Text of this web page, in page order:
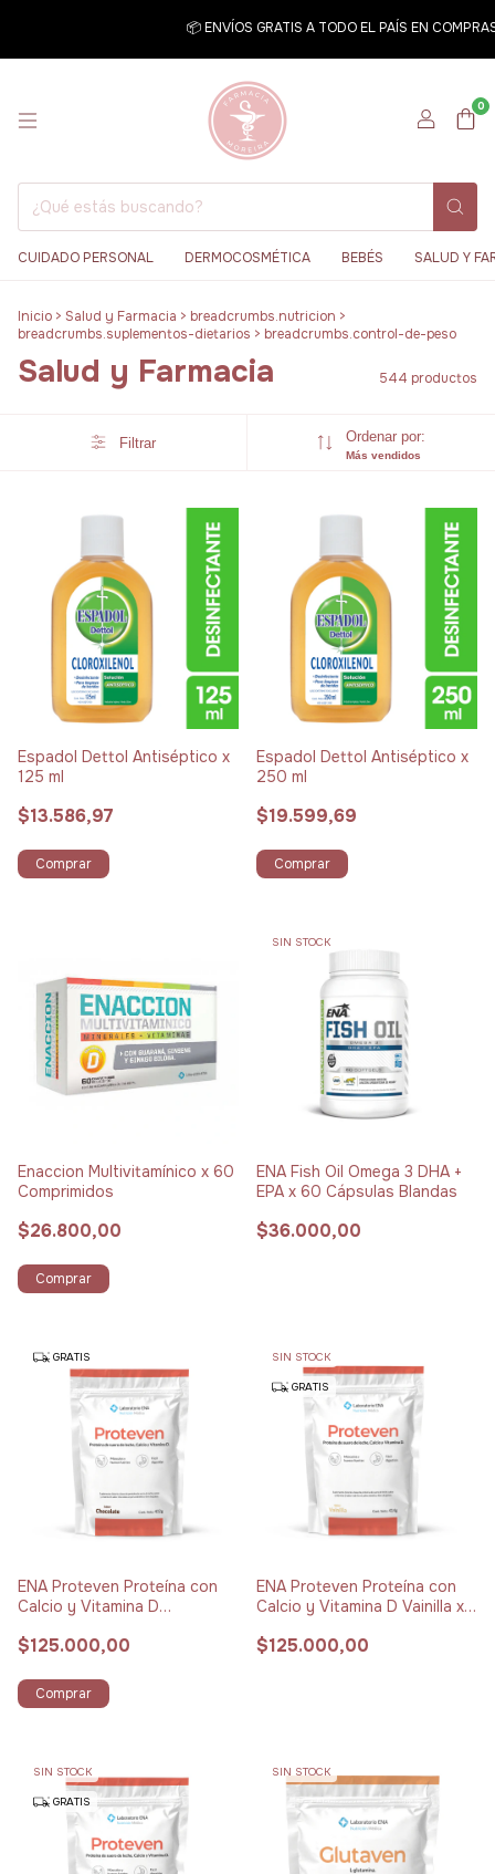
📦 ENVÍOS GRATIS A TODO EL PAÍS EN COMPRAS
0
CUIDADO PERSONAL DERMOCOSMÉTICA BEBÉS SALUD Y
Inicio > Salud y Farmacia > breadcrumbs.nutricion >
breadcrumbs.suplementos-dietarios > breadcrumbs.control-de-peso
Salud y Farmacia 544 productos
Filtrar Ordenar por:
Más vendidos
Espadol Dettol Antiséptico x
125 ml
$13.586,97
Comprar
Espadol Dettol Antiséptico x
250 ml
$19.599,69
Comprar
Enaccion Multivitamínico x 60
Comprimidos
$26.800,00
Comprar
SIN STOCK
ENA Fish Oil Omega 3 DHA +
EPA x 60 Cápsulas Blandas
$36.000,00
GRATIS
ENA Proteven Proteína con
Calcio y Vitamina D
$125.000,00
Comprar
SIN STOCK
GRATIS
ENA Proteven Proteína con
Calcio y Vitamina D Vainilla x
$125.000,00
SIN STOCK
GRATIS
SIN STOCK